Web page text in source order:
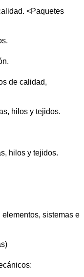
<Paquetes
de calidad,
hilos y tejidos.
hilos y tejidos.
sistemas e